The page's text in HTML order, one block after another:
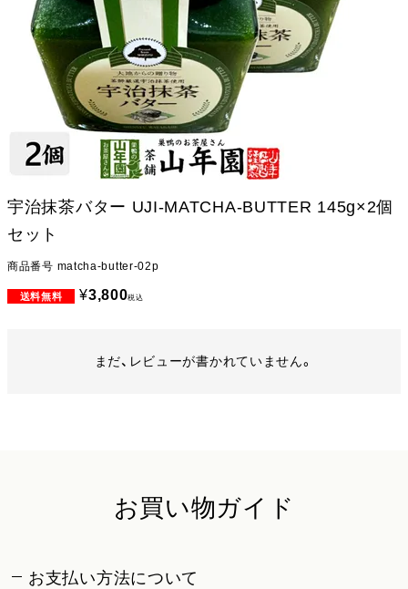
宇治抹茶バター UJI-MATCHA-BUTTER 145g×2個
セット
商品番号 matcha-butter-02p
¥3,800税込
まだ、レビューが書かれていません。
お買い物ガイド
お支払い方法について